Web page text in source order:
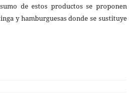
de estos productos se proponen
y hamburguesas donde se sustituye